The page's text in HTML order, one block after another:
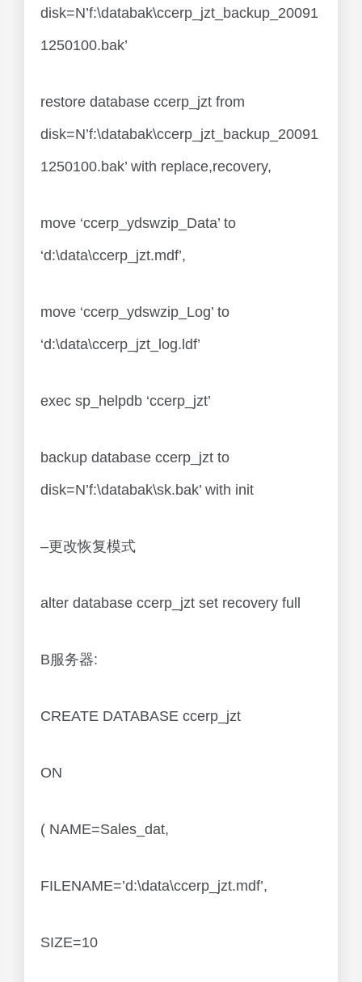
disk=N’f:\databak\ccerp_jzt_backup_20091
1250100.bak’
restore database ccerp_jzt from
disk=N’f:\databak\ccerp_jzt_backup_20091
1250100.bak’ with replace,recovery,
move ‘ccerp_ydswzip_Data’ to
‘d:\data\ccerp_jzt.mdf’,
move ‘ccerp_ydswzip_Log’ to
‘d:\data\ccerp_jzt_log.ldf’
exec sp_helpdb ‘ccerp_jzt’
backup database ccerp_jzt to
disk=N’f:\databak\sk.bak’ with init
–更改恢复模式
alter database ccerp_jzt set recovery full
B服务器:
CREATE DATABASE ccerp_jzt
ON
( NAME=Sales_dat,
FILENAME=’d:\data\ccerp_jzt.mdf’,
SIZE=10